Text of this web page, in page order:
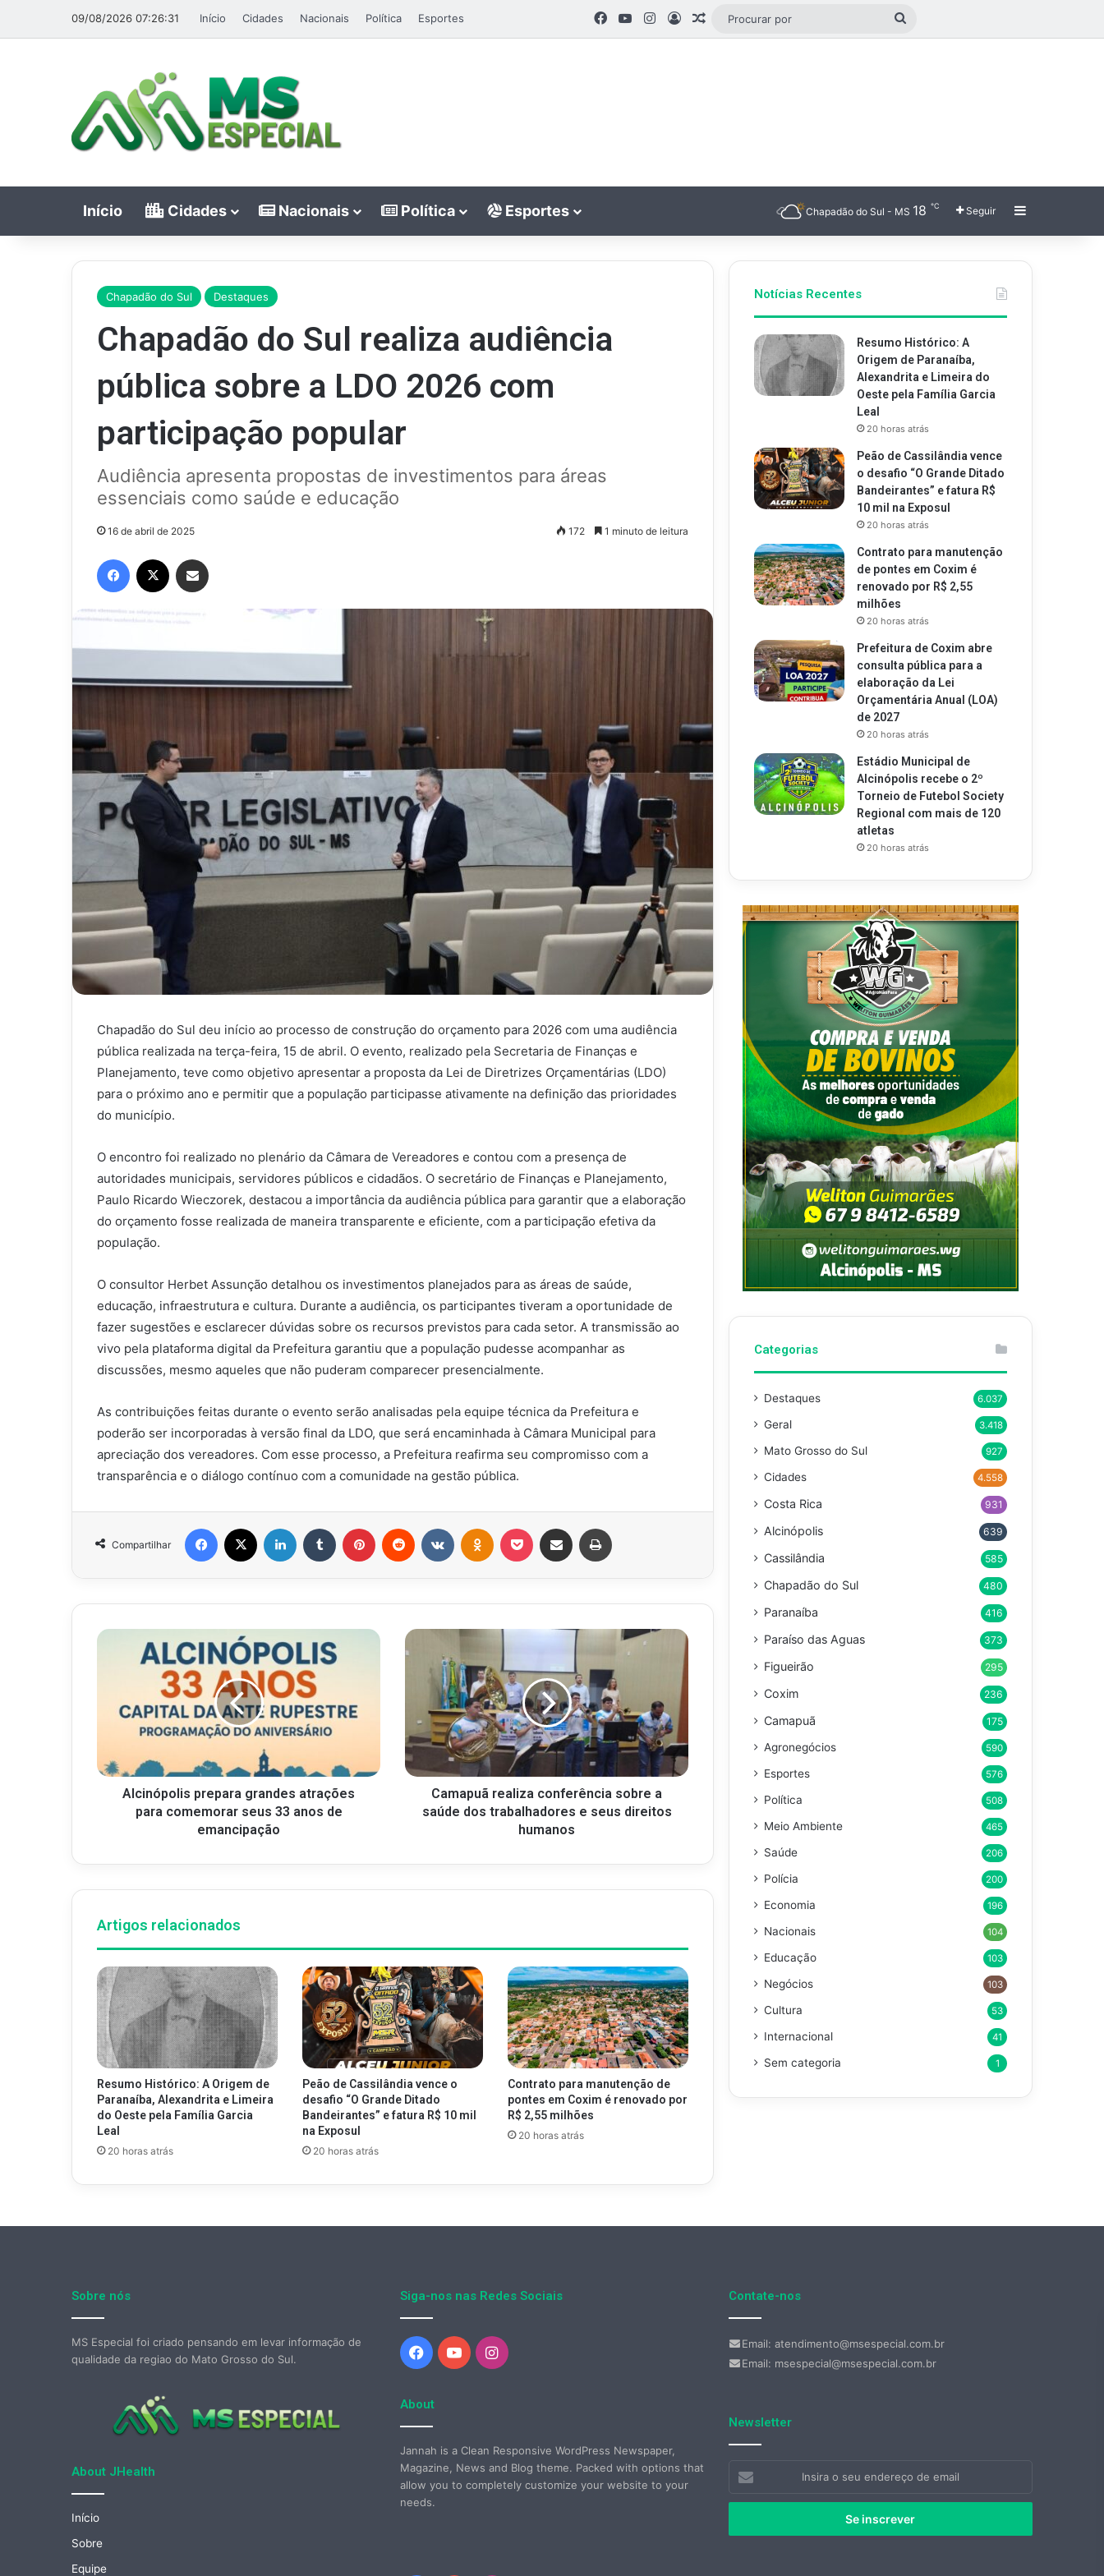
09/08/2026 07:26:31 Início Cidades Nacionais Política Esportes Facebook
YouTubeInstagram
EntrarArtigo aleatório
Início Cidades Nacionais Política Esportes Chapadão do Sul - MS 18 ℃ Seguir Barra Lateral
Chapadão do Sul Destaques
Chapadão do Sul realiza audiência
pública sobre a LDO 2026 com
participação popular
Audiência apresenta propostas de investimentos para áreas
essenciais como saúde e educação
16 de abril de 2025 172 1 minuto de leitura
Facebook
Chapadão do Sul deu início ao processo de construção do orçamento para 2026 com uma audiência
pública realizada na terça-feira, 15 de abril. O evento, realizado pela Secretaria de Finanças e
Planejamento, teve como objetivo apresentar a proposta da Lei de Diretrizes Orçamentárias (LDO)
para o próximo ano e permitir que a população participasse ativamente na definição das prioridades
do município.
O encontro foi realizado no plenário da Câmara de Vereadores e contou com a presença de
autoridades municipais, servidores públicos e cidadãos. O secretário de Finanças e Planejamento,
Paulo Ricardo Wieczorek, destacou a importância da audiência pública para garantir que a elaboração
do orçamento fosse realizada de maneira transparente e eficiente, com a participação efetiva da
população.
O consultor Herbet Assunção detalhou os investimentos planejados para as áreas de saúde,
educação, infraestrutura e cultura. Durante a audiência, os participantes tiveram a oportunidade de
fazer sugestões e esclarecer dúvidas sobre os recursos previstos para cada setor. A transmissão ao
vivo pela plataforma digital da Prefeitura garantiu que a população pudesse acompanhar as
discussões, mesmo aqueles que não puderam comparecer presencialmente.
As contribuições feitas durante o evento serão analisadas pela equipe técnica da Prefeitura e
poderão ser incorporadas à versão final da LDO, que será encaminhada à Câmara Municipal para
apreciação dos vereadores. Com esse processo, a Prefeitura reafirma seu compromisso com a
transparência e o diálogo contínuo com a comunidade na gestão pública.
Compartilhar
Facebook Linkedin Tumblr Pinterest Reddit Pocket Compartilhar via e-mail
Alcinópolis prepara grandes atrações
para comemorar seus 33 anos de
emancipação
Camapuã realiza conferência sobre a
saúde dos trabalhadores e seus direitos
humanos
Artigos relacionados
Resumo Histórico: A Origem de
Paranaíba, Alexandrita e Limeira
do Oeste pela Família Garcia
Leal
20 horas atrás
Peão de Cassilândia vence o
desafio “O Grande Ditado
Bandeirantes” e fatura R$ 10 mil
na Exposul
20 horas atrás
Contrato para manutenção de
pontes em Coxim é renovado por
R$ 2,55 milhões
20 horas atrás
Notícias Recentes
Resumo Histórico: A
Origem de Paranaíba,
Alexandrita e Limeira do
Oeste pela Família Garcia
Leal
20 horas atrás
Peão de Cassilândia vence
o desafio “O Grande Ditado
Bandeirantes” e fatura R$
10 mil na Exposul
20 horas atrás
Contrato para manutenção
de pontes em Coxim é
renovado por R$ 2,55
milhões
20 horas atrás
Prefeitura de Coxim abre
consulta pública para a
elaboração da Lei
Orçamentária Anual (LOA)
de 2027
20 horas atrás
Estádio Municipal de
Alcinópolis recebe o 2º
Torneio de Futebol Society
Regional com mais de 120
atletas
20 horas atrás
Categorias
Destaques 6.037
Geral 3.418
Mato Grosso do Sul 927
Cidades 4.558
Costa Rica 931
Alcinópolis 639
Cassilândia 585
Chapadão do Sul 480
Paranaíba 416
Paraíso das Aguas 373
Figueirão 295
Coxim 236
Camapuã 175
Agronegócios 590
Esportes 576
Política 508
Meio Ambiente 465
Saúde 206
Polícia 200
Economia 196
Nacionais 104
Educação 103
Negócios 103
Cultura 53
Internacional 41
Sem categoria 1
Sobre nós
MS Especial foi criado pensando em levar informação de
qualidade da regiao do Mato Grosso do Sul.
About JHealth
Início
Sobre
Equipe
Siga-nos nas Redes Sociais
Facebook
YouTubeInstagram
About
Jannah is a Clean Responsive WordPress Newspaper,
Magazine, News and Blog theme. Packed with options that
allow you to completely customize your website to your
needs.
Contate-nos
Email: atendimento@msespecial.com.br
Email: msespecial@msespecial.com.br
Newsletter
seu
de